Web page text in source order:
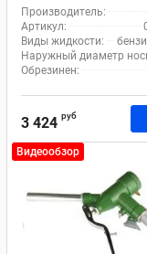
Производитель:
Артикул:
Виды жидкости:
Наружный диаметр
Обрезинен:
3 424 руб
Видеообзор